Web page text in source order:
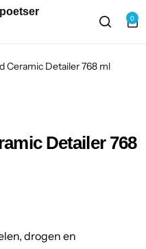
0
Ceramic Detailer 768 ml
Detailer 768
drogen en